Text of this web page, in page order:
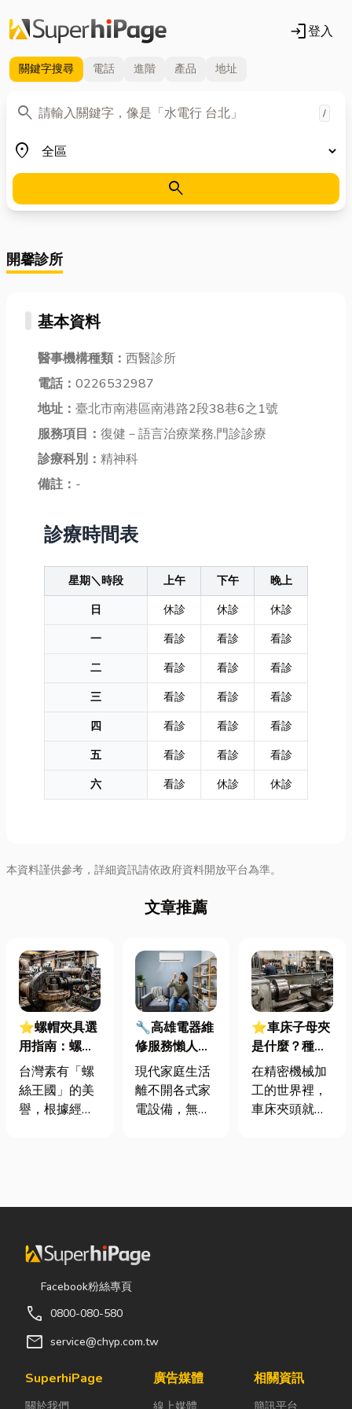
login登入
關鍵字搜尋 電話 進階 產品 地址
search
關鍵字 /
place
地區
search
開馨診所
基本資料
醫事機構種類： 西醫診所
電話： 0226532987
地址： 臺北市南港區南港路2段38巷6之1號
服務項目： 復健－語言治療業務,門診診療
診療科別： 精神科
備註： -
診療時間表
星期＼時段 上午 下午
晚上
日
休診 休診
休診
一
看診 看診
看診
二
看診 看診
看診
三
看診 看診
看診
四
看診 看診
看診
五
看診 看診
看診
六
看診 休診 休診
本資料謹供參考，詳細資訊請依政府資料開放平台為準。
文章推薦
⭐螺帽夾具選
用指南：螺母
挾具頻繁耗
損？3大關鍵
提升扣件成型
台灣素有「螺
絲王國」的美
譽，根據經濟
額高達 42.1
螺帽（HS
731816）產
品即占總出口
在面對全球客
戶對扣件精度
日益嚴苛的趨
🔧高雄電器維
修服務懶人包
｜冷氣、冰
箱、洗衣機專
業維修
現代家庭生活
離不開各式家
電設備，無論
還是每天幫助
生故障，都可
業的高雄電器
僅能快速排除
⭐車床子母夾
是什麼？種
類、規格挑選
與台灣採購推
薦完整指南
在精密機械加
工的世界裡，
車床夾頭就像
的工件。然
這時，車床子
Facebook粉絲專頁
call 0800-080-580
mail service@chyp.com.tw
SuperhiPage
關於我們
廣告媒體
線上媒體
相關資訊
簡訊平台